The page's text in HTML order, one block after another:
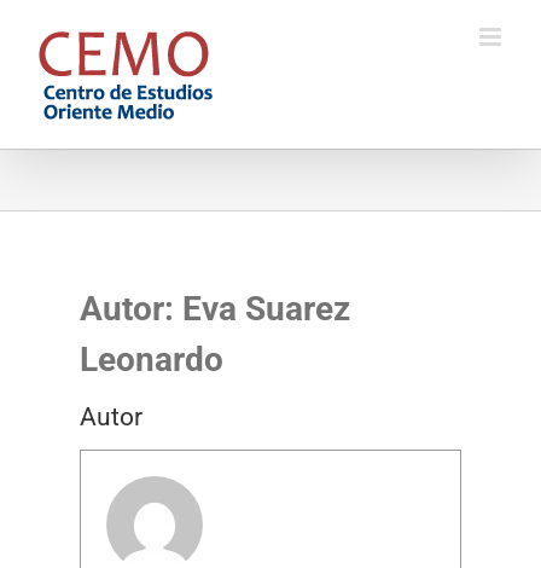
contenido
Autor: Eva Suarez
Leonardo
Autor